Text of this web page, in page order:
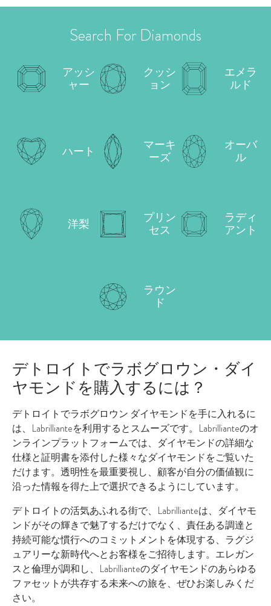
Search For Diamonds
アッシ
ャー
クッシ
ョン
エメラ
ルド
ハート
マーキ
ーズ
オーバ
ル
洋梨
プリン
セス
ラディ
アント
ラウン
ド
デトロイトでラボグロウン・ダイ
ヤモンドを購入するには？
デトロイトでラボグロウン ダイヤモンドを手に入れるに
は、Labrillianteを利用するとスムーズです。Labrillianteのオ
ンラインプラットフォームでは、ダイヤモンドの詳細な
仕様と証明書を添付した様々なダイヤモンドをご覧いた
だけます。透明性を最重要視し、顧客が自分の価値観に
沿った情報を得た上で選択できるようにしています。
デトロイトの活気あふれる街で、Labrillianteは、ダイヤモ
ンドがその輝きで魅了するだけでなく、責任ある調達と
持続可能な慣行へのコミットメントを体現する、ラグジ
ュアリーな新時代へとお客様をご招待します。エレガン
スと倫理が調和し、Labrillianteのダイヤモンドのあらゆる
ファセットが共存する未来への旅を、ぜひお楽しみくだ
さい。